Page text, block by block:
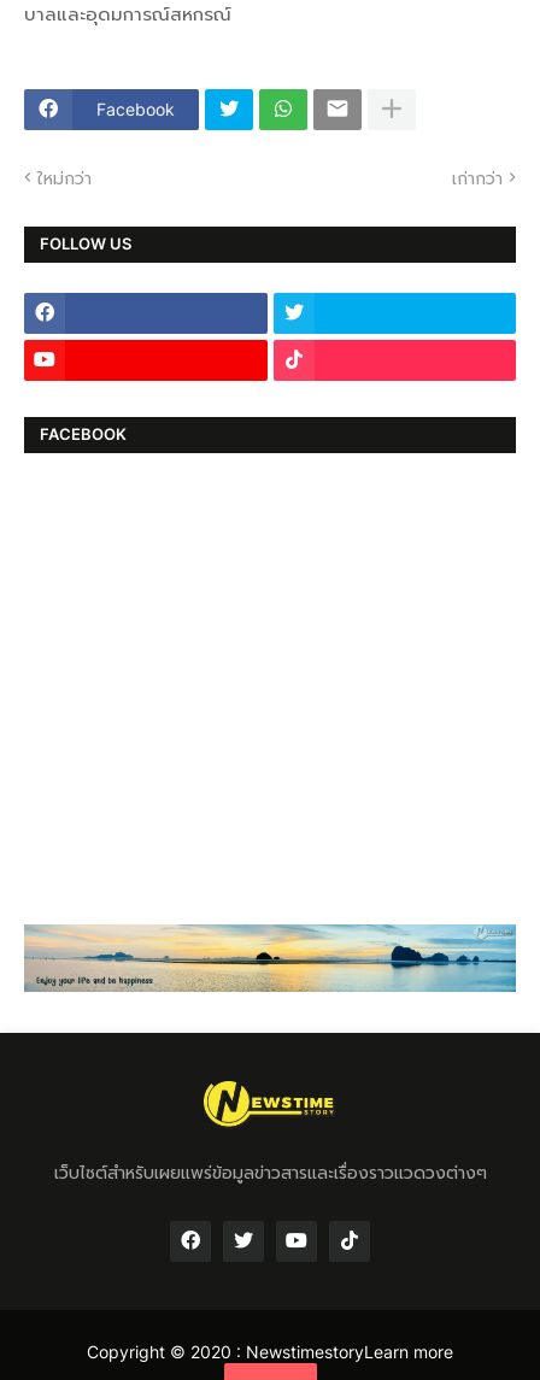
บาลและอุดมการณ์สหกรณ์
Facebook
ใหม่กว่า เก่ากว่า
FOLLOW US
FACEBOOK
เว็บไซต์สำหรับเผยแพร่ข้อมูลข่าวสารและเรื่องราวแวดวงต่างๆ
Copyright © 2020 : NewstimestoryLearn more